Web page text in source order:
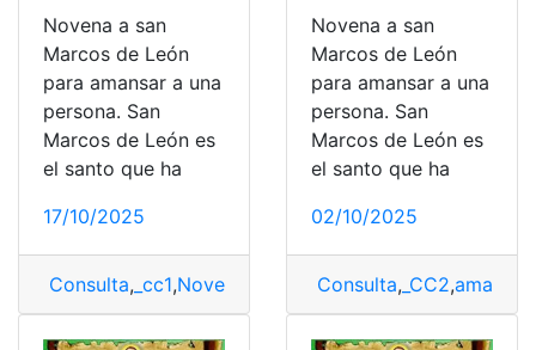
Novena a san
Marcos de León
para amansar a una
persona. San
Marcos de León es
el santo que ha
17/10/2025
Consulta, _cc1,Novena novena a San Marcos,San
Novena a san
Marcos de León
para amansar a una
persona. San
Marcos de León es
el santo que ha
02/10/2025
Consulta, _CC2,amansar